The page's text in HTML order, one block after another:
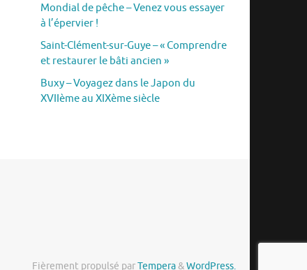
Mondial de pêche – Venez vous essayer
à l’épervier !
Saint-Clément-sur-Guye – « Comprendre
et restaurer le bâti ancien »
Buxy – Voyagez dans le Japon du
XVIIème au XIXème siècle
Fièrement propulsé parTempera&WordPress.